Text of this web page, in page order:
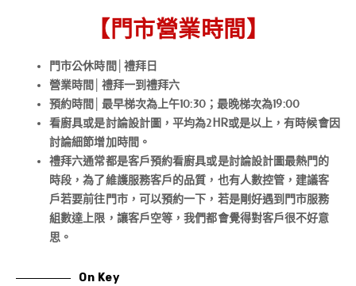
【門市營業時間】
門市公休時間│禮拜日
營業時間│禮拜一到禮拜六
預約時間│最早梯次為上午10:30；最晚梯次為19:00
看廚具或是討論設計圖，平均為2HR或是以上，有時候會因
討論細節增加時間。
禮拜六通常都是客戶預約看廚具或是討論設計圖最熱門的
時段，為了維護服務客戶的品質，也有人數控管，建議客
戶若要前往門市，可以預約一下，若是剛好遇到門市服務
組數達上限，讓客戶空等，我們都會覺得對客戶很不好意
思。
On Key